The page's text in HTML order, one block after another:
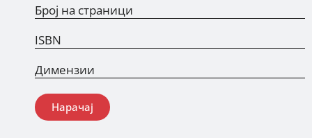
Број на страници
ISBN
Димензии
Нарачај